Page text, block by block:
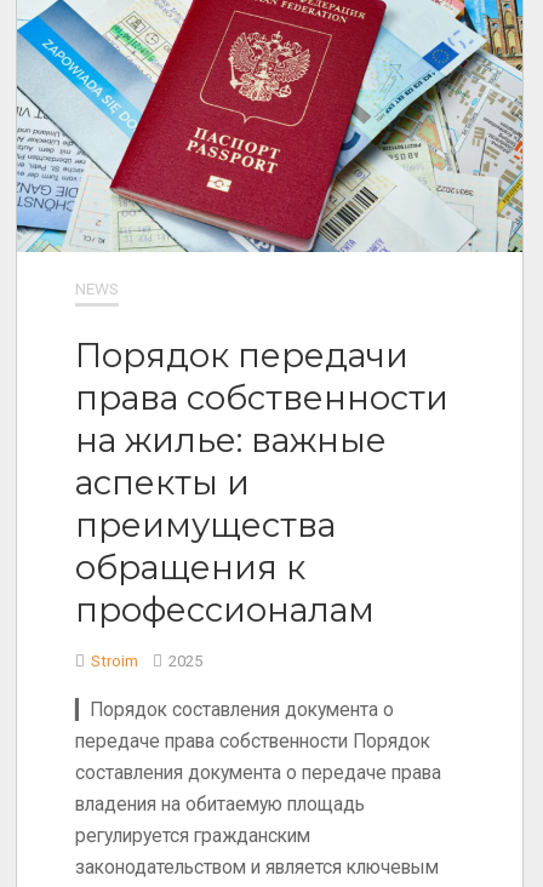
NEWS
Порядок передачи
права собственности
на жилье: важные
аспекты и
преимущества
обращения к
профессионалам
Stroim 2025
▎Порядок составления документа о
передаче права собственности Порядок
составления документа о передаче права
владения на обитаемую площадь
регулируется гражданским
законодательством и является ключевым